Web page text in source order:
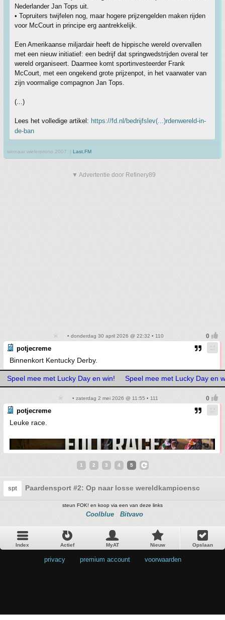
Nederlander Jan Tops uit.
• Topruiters twijfelen nog, maar hogere prijzengelden maken rijden
voor McCourt in principe erg aantrekkelijk.
Een Amerikaanse miljardair heeft de hippische wereld overvallen
met een nieuw initiatief: een bedrijf dat springwedstrijden overal ter
wereld organiseert. Daarmee komt sportinvesteerder Frank
McCourt, met een ongekend grote prijzenpot, in het vaarwater van
zijn voormalige compagnon Jan Tops.
(...)
Lees het volledige artikel: https://fd.nl/bedrijfslev(...)rdenwereld-in-
de-ban
winnaar wielerprono 2007 :) Last.FM
▼ Advertentie door Refinery89
• donderdag 30 april 2026 @ 22:32 • 110
potjecreme
Binnenkort Kentucky Derby.
Speel mee met Lucky Day en win! Speel mee met Lucky Day en
• zaterdag 2 mei 2026 @ 11:55 • 111
potjecreme
Leuke race.
1 2 3 4 5
spt Paardensport #2: Op naar losse
steun FOK! en koop via een van deze links
Coolblue Bitvavo
Index Actief MyAT Nieuw Opslaan
privacy premium account voorwaarden